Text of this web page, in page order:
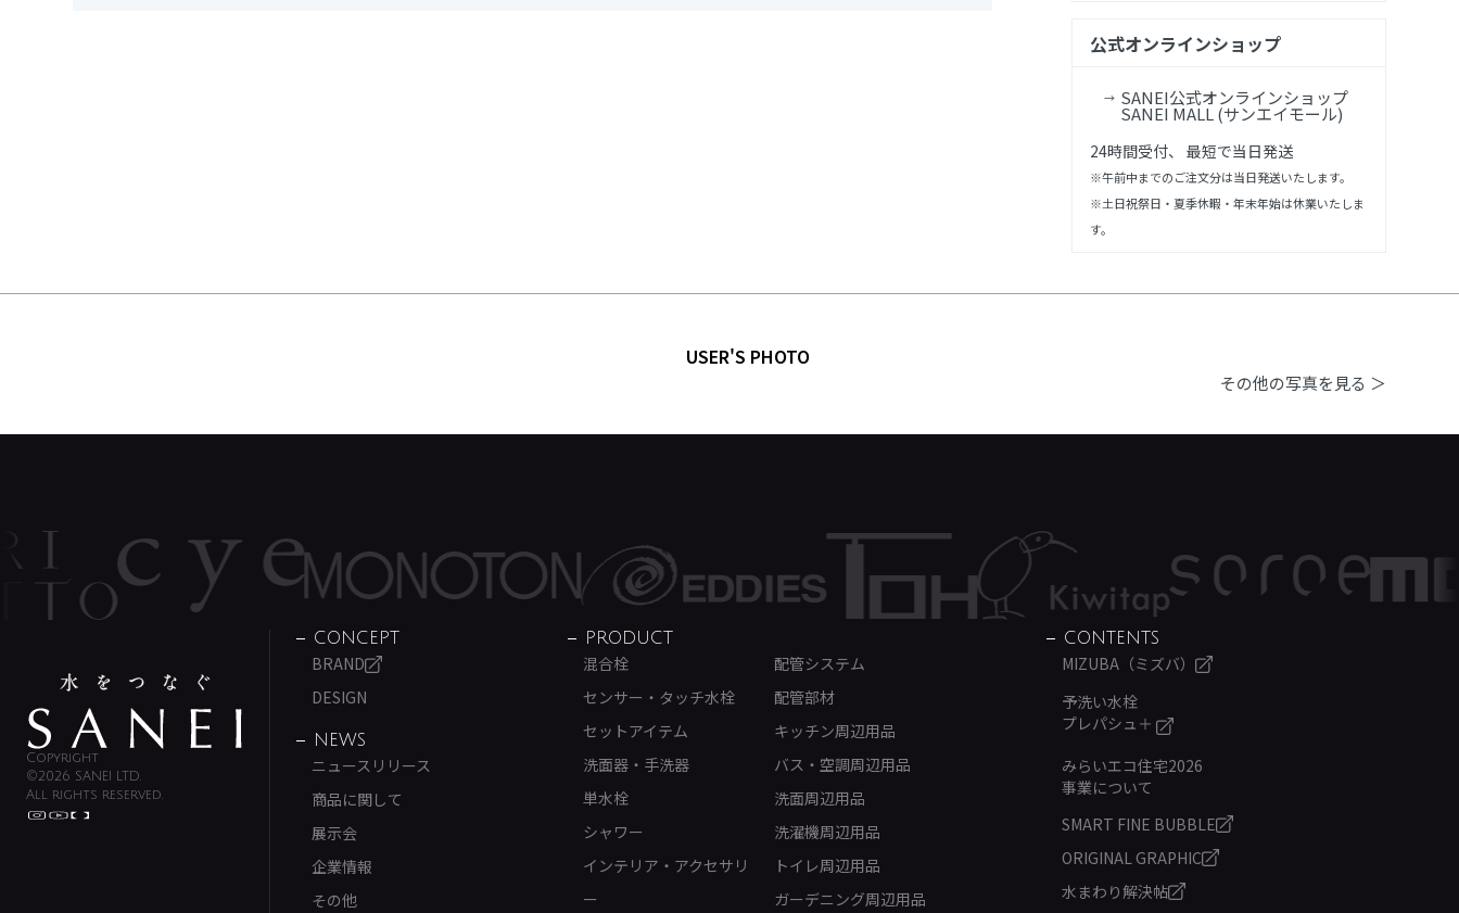
公式オンラインショップ
SANEI公式オンラインショップ
SANEI MALL (サンエイモール)
24時間受付、 最短で当日発送
※午前中までのご注文分は当日発送いたします。
※土日祝祭日・夏季休暇・年末年始は休業いたしま
す。
USER'S PHOTO
その他の写真を見る ＞
Copyright
©2026 SANEI LTD.
All rights reserved.
CONCEPT
BRAND
DESIGN
NEWS
ニュースリリース
商品に関して
展示会
企業情報
その他
PRODUCT
混合栓
センサー・タッチ水栓
セットアイテム
洗面器・手洗器
単水栓
シャワー
インテリア・アクセサリ
ー
配管システム
配管部材
キッチン周辺用品
バス・空調周辺用品
洗面周辺用品
洗濯機周辺用品
トイレ周辺用品
ガーデニング周辺用品
CONTENTS
MIZUBA（ミズバ）
予洗い水栓
プレパシュ＋
みらいエコ住宅2026
事業について
SMART FINE BUBBLE
ORIGINAL GRAPHIC
水まわり解決帖